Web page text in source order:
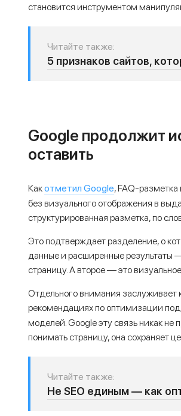
становится инструментом
Читайте также:
5 признаков сайтов,
Google продолжит
оставить
Какотметил Google, FAQ-
без визуального отображения в
структурированная разметка, по
Это подтверждает разделение, о
данные и расширенные результаты
страницу. А второе — это
Отдельного внимания заслуживает
рекомендациях по оптимизации
моделей. Google эту связь никак
понимать страницу, она сохраняет
Читайте также:
Не SEO единым — как